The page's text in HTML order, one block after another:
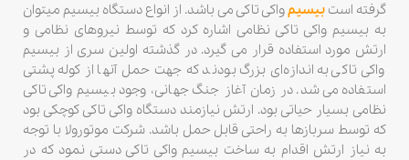
گرفته است بیسیمواکی تاکی می باشد. از انواع دستگاه بیسیم میتوان
به بیسیم واکی تاکی نظامی اشاره کرد که توسط نیروهای نظامی و
ارتش مورد استفاده قرار می گیرد. در گذشته اولین سری از بیسیم
واکی تاکی به اندازه‌ای بزرگ بودند که جهت حمل آنها از کوله پشتی
استفاده می‌شد. در زمان آغاز جنگ جهانی، وجود بیسیم واکی تاکی
نظامی بسیار حیاتی بود. ارتش نیازمند دستگاه واکی تاکی کوچکی بود
که توسط سربازها به راحتی قابل حمل باشد. شرکت موتورولا با توجه
به نیاز ارتش اقدام به ساخت بیسیم واکی تاکی دستی نمود که در